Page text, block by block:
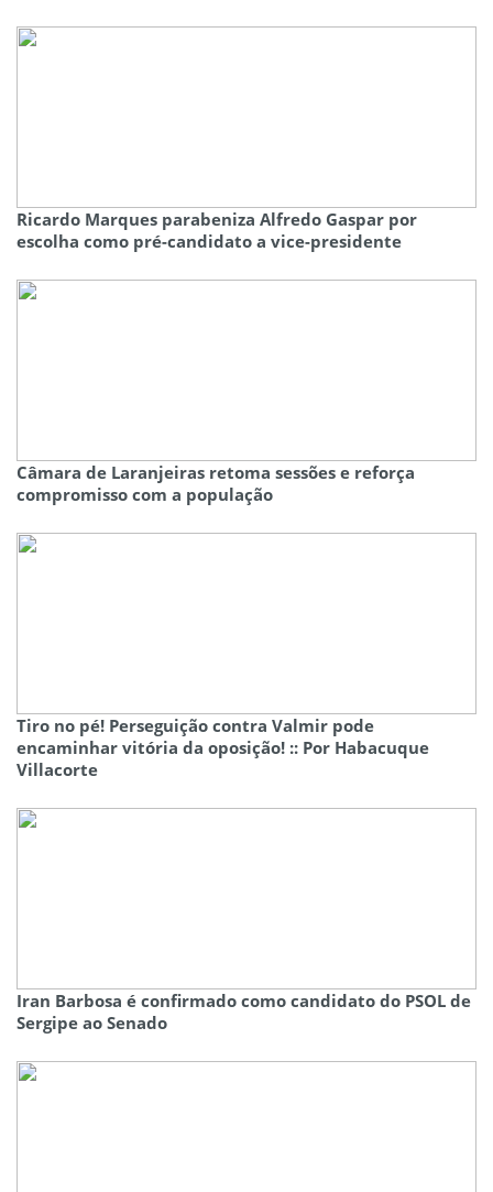
Ricardo Marques parabeniza Alfredo Gaspar por
escolha como pré-candidato a vice-presidente
Câmara de Laranjeiras retoma sessões e reforça
compromisso com a população
Tiro no pé! Perseguição contra Valmir pode
encaminhar vitória da oposição! :: Por Habacuque
Villacorte
Iran Barbosa é confirmado como candidato do PSOL de
Sergipe ao Senado